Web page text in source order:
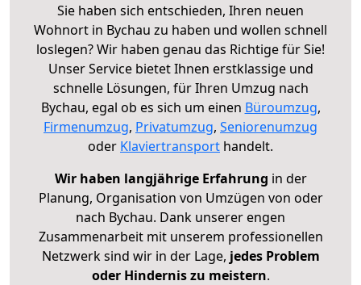
Sie haben sich entschieden, Ihren neuen
Wohnort in Bychau zu haben und wollen schnell
loslegen? Wir haben genau das Richtige für Sie!
Unser Service bietet Ihnen erstklassige und
schnelle Lösungen, für Ihren Umzug nach
Bychau, egal ob es sich um einen Büroumzug,
Firmenumzug, Privatumzug, Seniorenumzug
oder Klaviertransport handelt.
Wir haben langjährige Erfahrung in der
Planung, Organisation von Umzügen von oder
nach Bychau. Dank unserer engen
Zusammenarbeit mit unserem professionellen
Netzwerk sind wir in der Lage, jedes Problem
oder Hindernis zu meistern.